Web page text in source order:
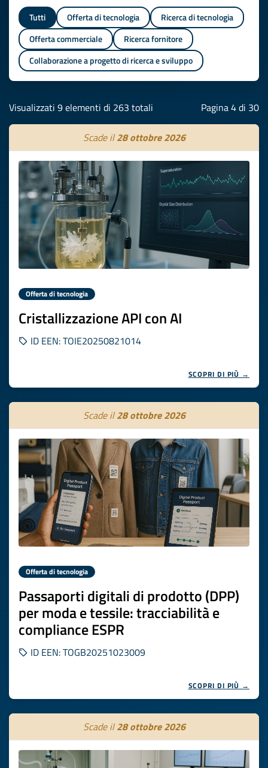
Tutti Offerta di tecnologia
Ricerca di tecnologia
Offerta commerciale
Ricerca fornitore
Collaborazione a progetto di ricerca e sviluppo
Visualizzati 9 elementi di 263 totali Pagina 4 di 30
Scade il28 ottobre 2026
Offerta di tecnologia
Cristallizzazione API con AI
ID EEN: TOIE20250821014
SCOPRI DI PIÙ →
Scade il28 ottobre 2026
Offerta di tecnologia
Passaporti digitali di prodotto (DPP)
per moda e tessile: tracciabilità e
compliance ESPR
ID EEN: TOGB20251023009
SCOPRI DI PIÙ →
Scade il28 ottobre 2026